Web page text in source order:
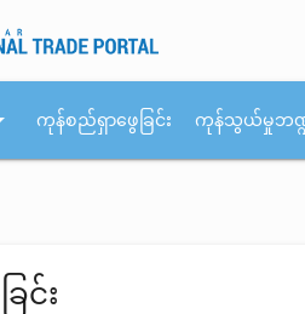
ကုန်စည်ရှာဖွေခြင်း ကုန်သွယ်မှုဘဏ္
င်း